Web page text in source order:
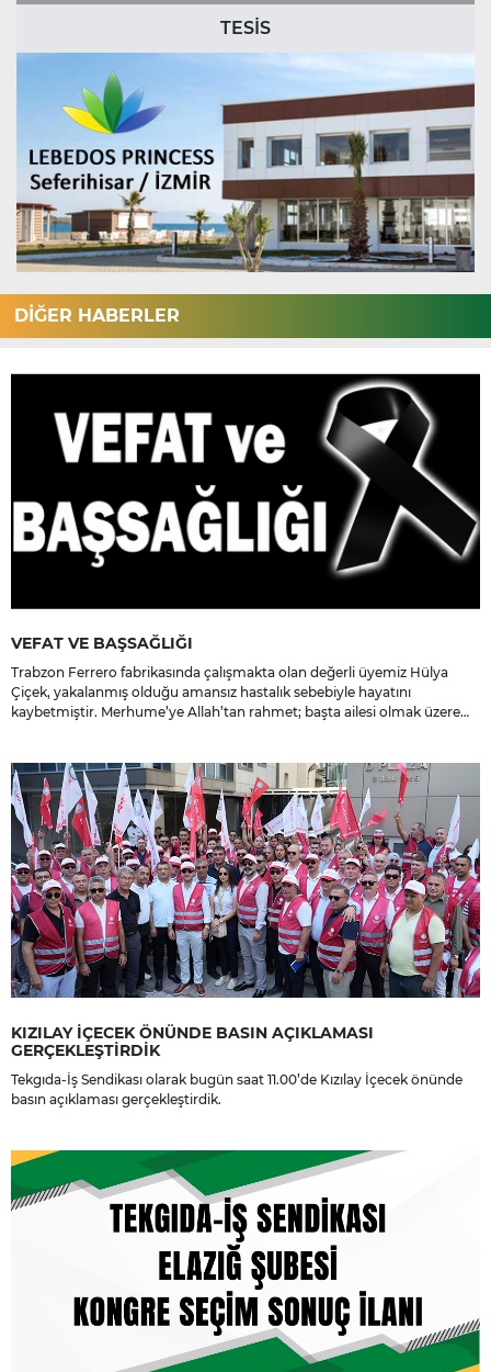
TESİS
DİĞER HABERLER
VEFAT VE BAŞSAĞLIĞI
Trabzon Ferrero fabrikasında çalışmakta olan değerli üyemiz Hülya
Çiçek, yakalanmış olduğu amansız hastalık sebebiyle hayatını
kaybetmiştir. Merhume’ye Allah’tan rahmet; başta ailesi olmak üzere
KIZILAY İÇECEK ÖNÜNDE BASIN AÇIKLAMASI
GERÇEKLEŞTİRDİK
Tekgıda-İş Sendikası olarak bugün saat 11.00’de Kızılay İçecek önünde
basın açıklaması gerçekleştirdik.